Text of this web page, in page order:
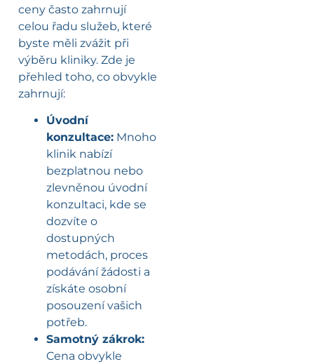
ceny často zahrnují
celou řadu služeb, které
byste měli zvážit při
výběru kliniky. Zde je
přehled toho, co obvykle
zahrnují:
Úvodní
konzultace: Mnoho
klinik nabízí
bezplatnou nebo
zlevněnou úvodní
konzultaci, kde se
dozvíte o
dostupných
metodách, proces
podávání žádosti a
získáte osobní
posouzení vašich
potřeb.
Samotný zákrok:
Cena obvykle